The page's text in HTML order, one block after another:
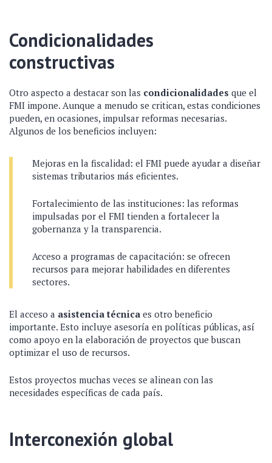
Condicionalidades
constructivas
Otro aspecto a destacar son las condicionalidades que el
FMI impone. Aunque a menudo se critican, estas condiciones
pueden, en ocasiones, impulsar reformas necesarias.
Algunos de los beneficios incluyen:
Mejoras en la fiscalidad: el FMI puede ayudar a diseñar
sistemas tributarios más eficientes.
Fortalecimiento de las instituciones: las reformas
impulsadas por el FMI tienden a fortalecer la
gobernanza y la transparencia.
Acceso a programas de capacitación: se ofrecen
recursos para mejorar habilidades en diferentes
sectores.
El acceso a asistencia técnica es otro beneficio
importante. Esto incluye asesoría en políticas públicas, así
como apoyo en la elaboración de proyectos que buscan
optimizar el uso de recursos.
Estos proyectos muchas veces se alinean con las
necesidades específicas de cada país.
Interconexión global